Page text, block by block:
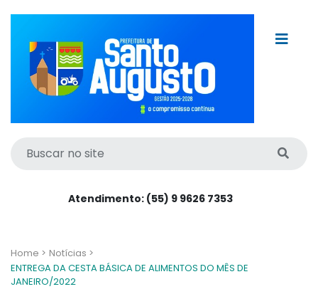
Atendimento: (55) 9 9626 7353
Home > Notícias >
ENTREGA DA CESTA BÁSICA DE ALIMENTOS DO MÊS DE
JANEIRO/2022